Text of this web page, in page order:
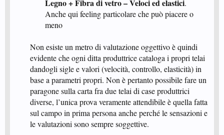
Legno + Fibra di vetro – Veloci ed elastici.
Anche qui feeling particolare che può piacere o
meno​
Non esiste un metro di valutazione oggettivo è quindi
evidente che ogni ditta produttrice cataloga i propri telai
dandogli sigle e valori (velocità, controllo, elasticità) in
base a parametri propri. Non è pertanto possibile fare un
paragone sulla carta fra due telai di case produttrici
diverse, l’unica prova veramente attendibile è quella fatta
sul campo in prima persona anche perché le sensazioni e
le valutazioni sono sempre soggettive.